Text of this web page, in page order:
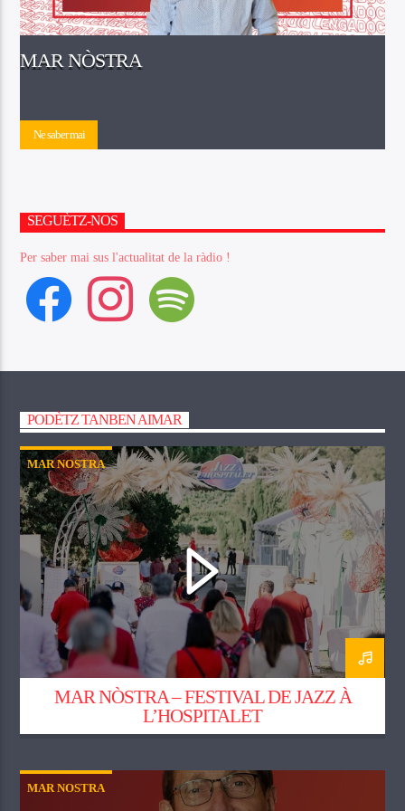
MAR NÒSTRA
Ne saber mai
SEGUÈTZ-NOS
Per saber mai sus l'actualitat de la ràdio !
facebook
instagram spotify
PODÈTZ TANBEN AIMAR
MAR NOSTRA
MAR NÒSTRA – FESTIVAL DE JAZZ À
L’HOSPITALET
MAR NOSTRA